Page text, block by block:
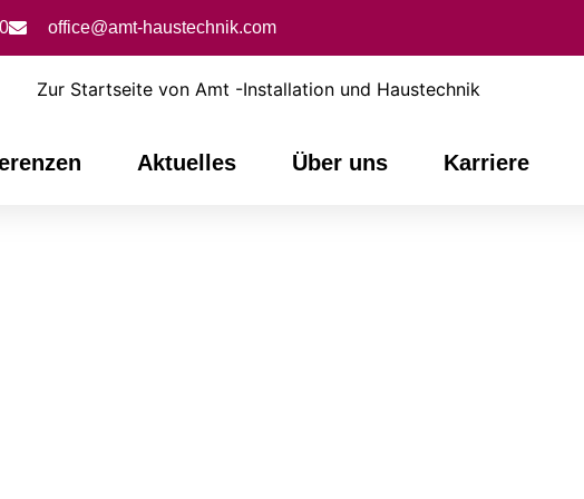
office@amt-haustechnik.com
Aktuelles Über uns Karriere